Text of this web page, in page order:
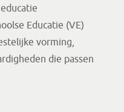
Educatie (VE)
vorming,
die passen